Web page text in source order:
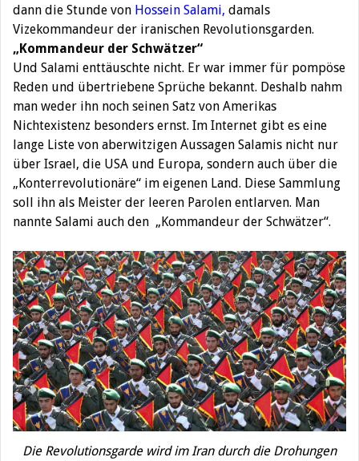
dann die Stunde von Hossein Salami, damals
Vizekommandeur der iranischen Revolutionsgarden.
„Kommandeur der Schwätzer“
Und Salami enttäuschte nicht. Er war immer für pompöse
Reden und übertriebene Sprüche bekannt. Deshalb nahm
man weder ihn noch seinen Satz von Amerikas
Nichtexistenz besonders ernst. Im Internet gibt es eine
lange Liste von aberwitzigen Aussagen Salamis nicht nur
über Israel, die USA und Europa, sondern auch über die
„Konterrevolutionäre“ im eigenen Land. Diese Sammlung
soll ihn als Meister der leeren Parolen entlarven. Man
nannte Salami auch den „Kommandeur der Schwätzer“.
Die Revolutionsgarde wird im Iran durch die Drohungen